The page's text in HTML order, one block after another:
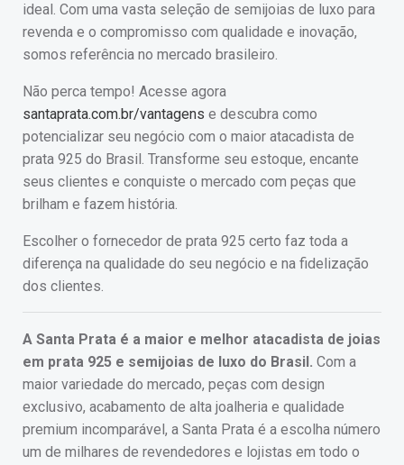
ideal. Com uma vasta seleção de semijoias de luxo para
revenda e o compromisso com qualidade e inovação,
somos referência no mercado brasileiro.
Não perca tempo! Acesse agora
santaprata.com.br/vantagens e descubra como
potencializar seu negócio com o maior atacadista de
prata 925 do Brasil. Transforme seu estoque, encante
seus clientes e conquiste o mercado com peças que
brilham e fazem história.
Escolher o fornecedor de prata 925 certo faz toda a
diferença na qualidade do seu negócio e na fidelização
dos clientes.
A Santa Prata é a maior e melhor atacadista de joias
em prata 925 e semijoias de luxo do Brasil. Com a
maior variedade do mercado, peças com design
exclusivo, acabamento de alta joalheria e qualidade
premium incomparável, a Santa Prata é a escolha número
um de milhares de revendedores e lojistas em todo o